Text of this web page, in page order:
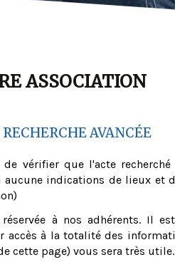
ASSOCIATION
AVANCÉE
vérifier que l'acte
aucune indications de lieux et
à nos adhérents. Il
accès à la totalité des
cette page) vous sera très utile.